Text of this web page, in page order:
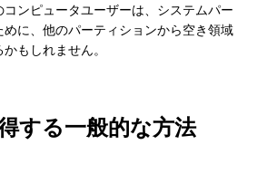
ンピュータユーザーは、システムパー
に、他のパーティションから空き領域
もしれません。
する一般的な方法